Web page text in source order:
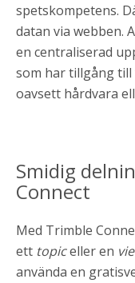
spetskompetens.
datan via webben.
en centraliserad
som har tillgång till
oavsett hårdvara
Smidig
Connect
Med Trimble
ett topiceller en
använda en